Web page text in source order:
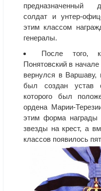
предназначенный
солдат и унтер-
этим классом
генералы.
После того,
Понятовский в
вернулся в Варшаву,
был создан устав
которого был
ордена Марии-
этим форма
звезды на крест, а
классов появилось